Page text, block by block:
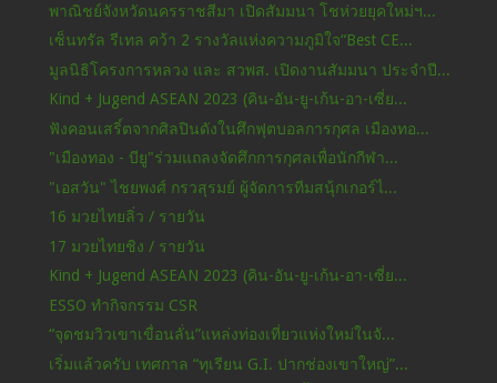
พาณิชย์จังหวัดนครราชสีมา เปิดสัมมนา โชห่วยยุคใหม่ฯ...
เซ็นทรัล รีเทล คว้า 2 รางวัลแห่งความภูมิใจ“Best CE...
มูลนิธิโครงการหลวง และ สวพส. เปิดงานสัมมนา ประจำปี...
Kind + Jugend ASEAN 2023 (คิน-อัน-ยู-เก้น-อา-เซี่ย...
ฟังคอนเสริ์ตจากศิลปินดังในศึกฟุตบอลการกุศล เมืองทอ...
"เมืองทอง - บียู"ร่วมแถลงจัดศึกการกุศลเพื่อนักกีฬา...
"เอสวัน" ไชยพงศ์ กรวสุรมย์ ผู้จัดการทีมสนุ้กเกอร์ไ...
16 มวยไทยลิ่ว / รายวัน
17 มวยไทยชิง / รายวัน
Kind + Jugend ASEAN 2023 (คิน-อัน-ยู-เก้น-อา-เซี่ย...
ESSO ทำกิจกรรม CSR
“จุดชมวิวเขาเขื่อนลั่น”แหล่งท่องเที่ยวแห่งใหม่ในจั...
เริ่มแล้วครับ เทศกาล “ทุเรียน G.I. ปากช่องเขาใหญ่”...